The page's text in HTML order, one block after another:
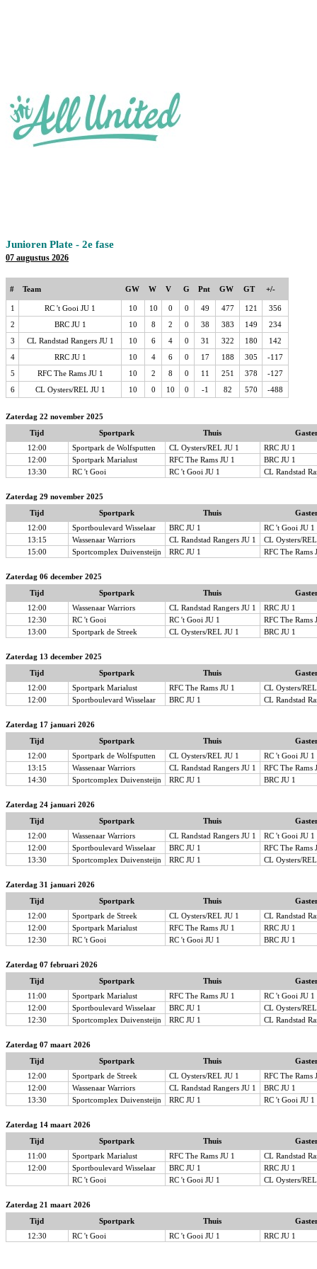
Junioren Plate - 2e fase
07 augustus 2026
# Team GW W V G Pnt GW GT +/-
1 RC 't Gooi JU 1 10 10 0 0 49 477 121
356
2
BRC JU 1 10 8 2 0 38 383 149
234
3
CL Randstad Rangers JU 1 10 6 4 0 31 322 180
142
4
RRC JU 1 10 4 6 0 17 188 305
-117
5
RFC The Rams JU 1 10 2 8 0 11 251 378
-127
6
CL Oysters/REL JU 1 10 0 10 0 -1 82 570 -488
Zaterdag 22 november 2025
Tijd
Sportpark Thuis
12:00
Sportpark de Wolfsputten CL Oysters/REL JU 1
RRC JU 1
12:00
Sportpark Marialust RFC The Rams JU 1
BRC JU 1
13:30
RC 't Gooi RC 't Gooi JU 1 CL Randstad
Zaterdag 29 november 2025
Tijd
Sportpark Thuis
12:00
Sportboulevard Wisselaar BRC JU 1
RC 't Gooi JU 1
13:15
Wassenaar Warriors CL Randstad Rangers JU 1
CL Oysters/
15:00
Sportcomplex Duivensteijn RRC JU 1 RFC The Rams
Zaterdag 06 december 2025
Tijd
Sportpark Thuis
12:00
Wassenaar Warriors CL Randstad Rangers JU 1
RRC JU 1
12:30
RC 't Gooi RC 't Gooi JU 1
RFC The Rams
13:00
Sportpark de Streek CL Oysters/REL JU 1 BRC JU 1
Zaterdag 13 december 2025
Tijd
Sportpark Thuis
12:00
Sportpark Marialust RFC The Rams JU 1
CL Oysters/
12:00
Sportboulevard Wisselaar BRC JU 1 CL Randstad
Zaterdag 17 januari 2026
Tijd
Sportpark Thuis
12:00
Sportpark de Wolfsputten CL Oysters/REL JU 1
RC 't Gooi JU 1
13:15
Wassenaar Warriors CL Randstad Rangers JU 1
RFC The Rams
14:30
Sportcomplex Duivensteijn RRC JU 1 BRC JU 1
Zaterdag 24 januari 2026
Tijd
Sportpark Thuis
12:00
Wassenaar Warriors CL Randstad Rangers JU 1
RC 't Gooi JU 1
12:00
Sportboulevard Wisselaar BRC JU 1
RFC The Rams
13:30
Sportcomplex Duivensteijn RRC JU 1 CL Oysters/
Zaterdag 31 januari 2026
Tijd
Sportpark Thuis
12:00
Sportpark de Streek CL Oysters/REL JU 1
CL Randstad
12:00
Sportpark Marialust RFC The Rams JU 1
RRC JU 1
12:30
RC 't Gooi RC 't Gooi JU 1 BRC JU 1
Zaterdag 07 februari 2026
Tijd
Sportpark Thuis
11:00
Sportpark Marialust RFC The Rams JU 1
RC 't Gooi JU 1
12:00
Sportboulevard Wisselaar BRC JU 1
CL Oysters/
12:30
Sportcomplex Duivensteijn RRC JU 1 CL Randstad
Zaterdag 07 maart 2026
Tijd
Sportpark Thuis
12:00
Sportpark de Streek CL Oysters/REL JU 1
RFC The Rams
12:00
Wassenaar Warriors CL Randstad Rangers JU 1
BRC JU 1
13:30
Sportcomplex Duivensteijn RRC JU 1 RC 't Gooi JU 1
Zaterdag 14 maart 2026
Tijd
Sportpark Thuis
11:00
Sportpark Marialust RFC The Rams JU 1
CL Randstad
12:00
Sportboulevard Wisselaar BRC JU 1
RRC JU 1
RC 't Gooi
RC 't Gooi JU 1 CL Oysters/
Zaterdag 21 maart 2026
Tijd
Sportpark Thuis
12:30
RC 't Gooi RC 't Gooi JU 1 RRC JU 1